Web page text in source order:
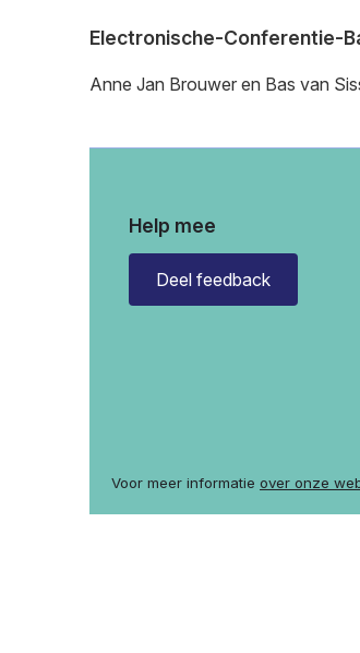
Electronische-Conferentie-
Anne Jan Brouwer en Bas van
Help mee
Deel feedback
Voor meer informatie over onze